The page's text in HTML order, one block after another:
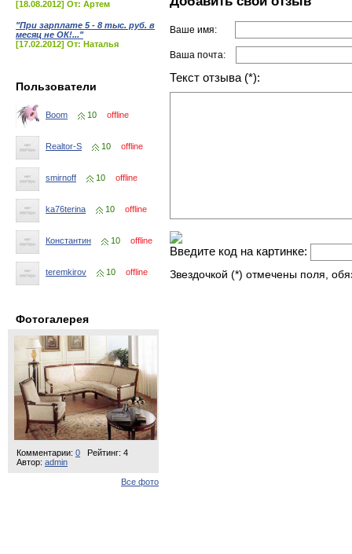
[18.08.2012] От: Артем
"При зарплате 5 - 8 тыс. руб. в
месяц не ОК!..."
[17.02.2012] От: Наталья
Пользователи
Boom 10 offline
Realtor-S 10 offline
smirnoff 10 offline
ka76terina 10 offline
Константин 10 offline
teremkirov 10 offline
Фотогалерея
Комментарии: 0
Рейтинг: 4
Автор: admin
Все фото
Ваше имя:
Ваша почта:
Текст отзыва (*):
Введите код на картинке:
Звездочкой (*) отмечены поля,